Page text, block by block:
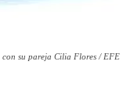
con su pareja Cilia Flores / EFE